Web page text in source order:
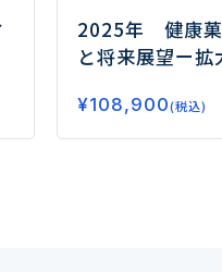
2025年 健康菓
と将来展望ー拡
¥108,900(税込)